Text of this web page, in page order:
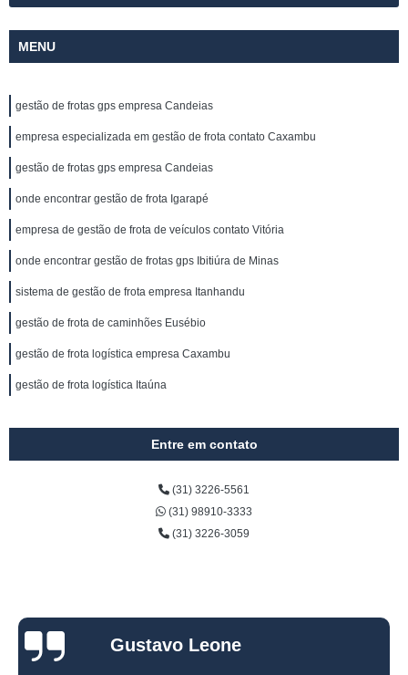
MENU
gestão de frotas gps empresa Candeias
empresa especializada em gestão de frota contato Caxambu
gestão de frotas gps empresa Candeias
onde encontrar gestão de frota Igarapé
empresa de gestão de frota de veículos contato Vitória
onde encontrar gestão de frotas gps Ibitiúra de Minas
sistema de gestão de frota empresa Itanhandu
gestão de frota de caminhões Eusébio
gestão de frota logística empresa Caxambu
gestão de frota logística Itaúna
Entre em contato
(31) 3226-5561
(31) 98910-3333
(31) 3226-3059
Gustavo Leone